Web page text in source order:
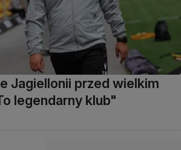
Jagiellonii przed wielkim
legendarny klub"